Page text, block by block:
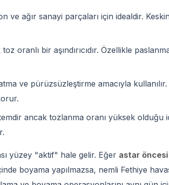
ve ağır sanayi parçaları için idealdir.
oranlı bir aşındırıcıdır. Özellikle
ve pürüzsüzleştirme amacıyla
ancak tozlanma oranı yüksek olduğu
yüzey "aktif" hale gelir. Eğer astar öncesi
boyama yapılmazsa, nemli Fethiye